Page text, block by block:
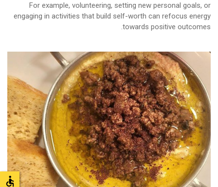
For example, volunteering, setting new personal goals, or
engaging in activities that build self-worth can refocus energy
towards positive outcomes.